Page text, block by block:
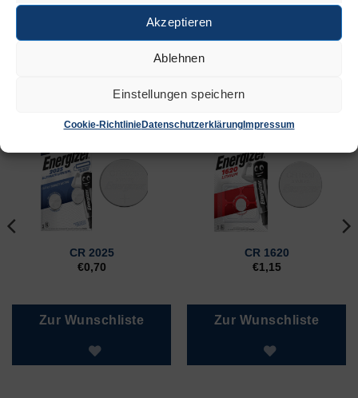
Akzeptieren
Ablehnen
Einstellungen speichern
Cookie-RichtlinieDatenschutzerklärungImpressum
Hg = enthält Quecksilber
CR 2025
€0,70
Zur Wunschliste
CR 1620
€1,15
Zur Wunschliste